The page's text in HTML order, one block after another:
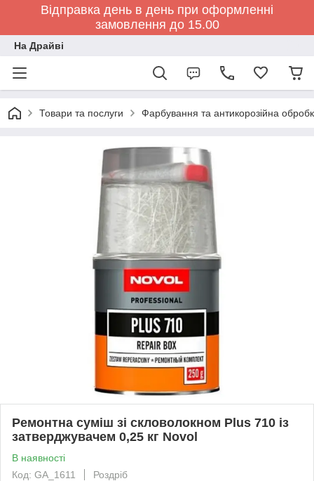
Відправка день в день при оформленні
замовлення до 15.00
На Драйві
Товари та послуги Фарбування та антикорозійна
Ремонтна суміш зі скловолокном Plus 710 із
затверджувачем 0,25 кг Novol
В наявності
Код: GA_1611
Роздріб